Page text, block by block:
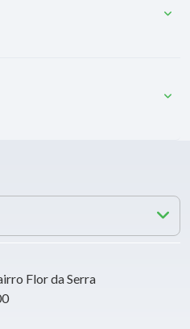
Flor da Serra